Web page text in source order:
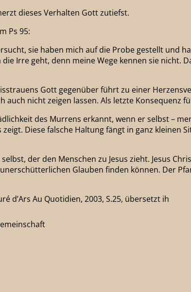
dieses Verhalten Gott zutiefst.
Ps 95:
sie haben mich auf die Probe gestellt und
die Irre geht, denn meine Wege kennen sie
Gott gegenüber führt zu einer
auch nicht zeigen lassen. Als letzte
des Murrens erkannt, wenn er selbst –
zeigt. Diese falsche Haltung fängt in ganz
der den Menschen zu Jesus zieht. Jesus
Glauben finden können. Der
d’Ars Au Quotidien, 2003, S.25, übersetzt ih